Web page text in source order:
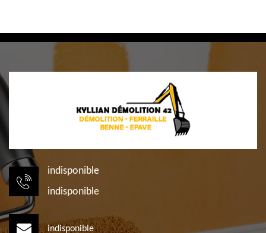
indisponible
indisponible
indisponible